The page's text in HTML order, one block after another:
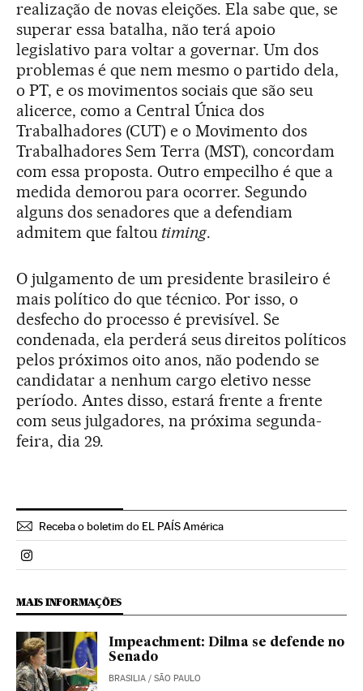
realização de novas eleições. Ela sabe que, se
superar essa batalha, não terá apoio
legislativo para voltar a governar. Um dos
problemas é que nem mesmo o partido dela,
o PT, e os movimentos sociais que são seu
alicerce, como a Central Única dos
Trabalhadores (CUT) e o Movimento dos
Trabalhadores Sem Terra (MST), concordam
com essa proposta. Outro empecilho é que a
medida demorou para ocorrer. Segundo
alguns dos senadores que a defendiam
admitem que faltou timing.
O julgamento de um presidente brasileiro é
mais político do que técnico. Por isso, o
desfecho do processo é previsível. Se
condenada, ela perderá seus direitos políticos
pelos próximos oito anos, não podendo se
candidatar a nenhum cargo eletivo nesse
período. Antes disso, estará frente a frente
com seus julgadores, na próxima segunda-
feira, dia 29.
Receba o boletim do EL PAÍS América
Politica El País Brasil en Instagram
MAIS INFORMAÇÕES
Impeachment: Dilma se defende no
Senado
BRASILIA / SÃO PAULO